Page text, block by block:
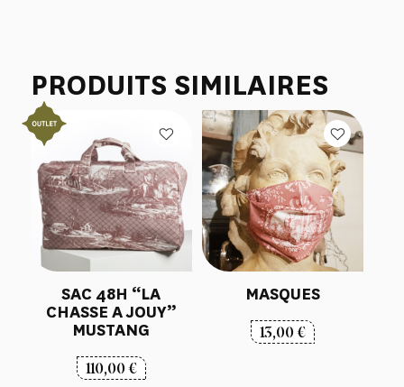
PRODUITS SIMILAIRES
SAC 48H “LA
CHASSE A JOUY”
MUSTANG
110,00€
MASQUES
13,00€